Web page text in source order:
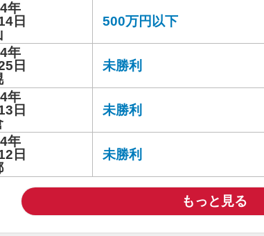
年
日
500万円以下
年
日
未勝利
年
日
未勝利
年
日
未勝利
もっと見る